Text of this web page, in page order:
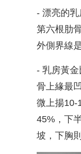
- 漂亮的乳
第六根肋
外側界線
- 乳房黃
骨上緣最
微上揚10-
45%，下
坡，下胸